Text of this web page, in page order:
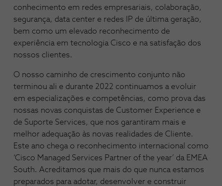
conhecimento em redes empresariais, colaboração,
segurança, data center e redes IP de última geração,
bem como um elevado reconhecimento de
experiência em tecnologia Cisco e na satisfação dos
nossos clientes.
O nosso caminho de crescimento conjunto não
terminou ali e durante 2022 continuamos a evoluir
em especializações e competências, como prova das
nossas novas conquistas de Customer Experience e
de Suporte Services, que nos garantiram mais e
melhor adequação às novas realidades de Cliente.
Este ano chega o reconhecimento internacional como
‘Cisco Managed Services Partner of the year’ da EMEA
South. Acreditamos que mais do que nunca estamos
preparados para adotar, desenvolver e construir